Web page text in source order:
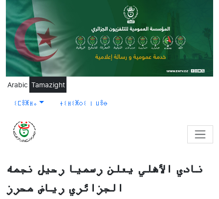
Skip to main content
Arabic Tamazight
ⵉⵎⴻⵥⵍⴰ ⵜⵉⵍⵉⵥⵔⵉ ⵏ ⵡⴻⴱ
نادي الأهلي يعلن رسميا رحيل نجمه
الجزائري رياض محرز